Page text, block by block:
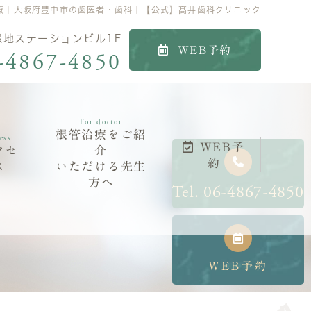
大阪府豊中市の歯医者・歯科｜【公式】髙井歯科クリニック
ステーションビル1F
4850 WEB予約
Tel. 06-4867-4850
WEB予約
セ
For doctor
根管治療をご紹
介
いただける先生
方へ
WEB予
約